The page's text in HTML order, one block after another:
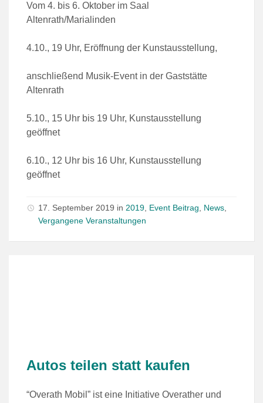
Vom 4. bis 6. Oktober im Saal
Altenrath/Marialinden
4.10., 19 Uhr, Eröffnung der Kunstausstellung,
anschließend Musik-Event in der Gaststätte
Altenrath
5.10., 15 Uhr bis 19 Uhr, Kunstausstellung
geöffnet
6.10., 12 Uhr bis 16 Uhr, Kunstausstellung
geöffnet
17. September 2019 in 2019, Event Beitrag, News,
Vergangene Veranstaltungen
Autos teilen statt kaufen
“Overath Mobil” ist eine Initiative Overather und